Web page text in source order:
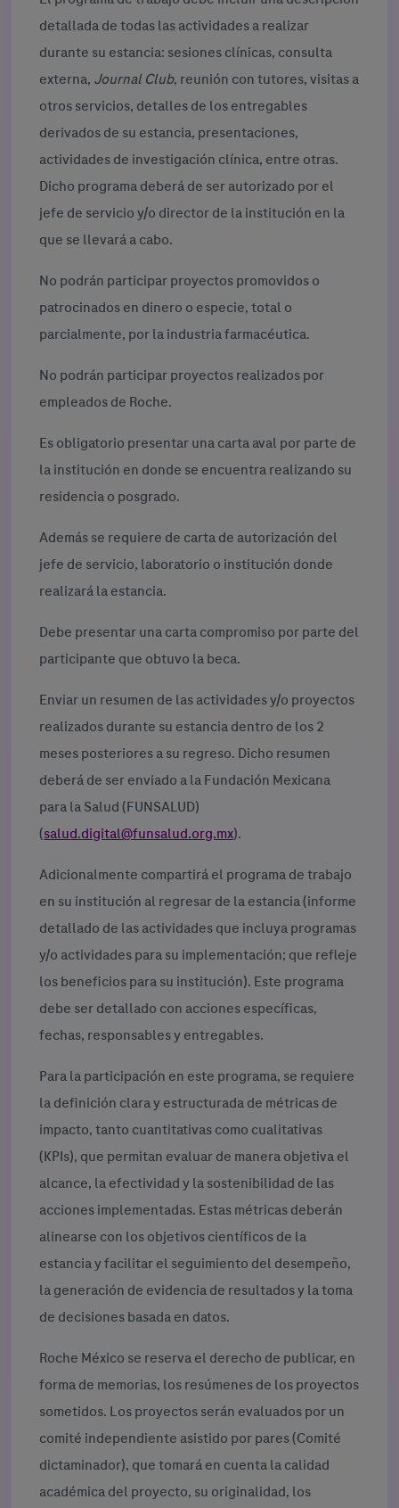
detallada de todas las actividades a realizar
durante su estancia: sesiones clínicas, consulta
externa, Journal Club, reunión con tutores, visitas a
otros servicios, detalles de los entregables
derivados de su estancia, presentaciones,
actividades de investigación clínica, entre otras.
Dicho programa deberá de ser autorizado por el
jefe de servicio y/o director de la institución en la
que se llevará a cabo.
No podrán participar proyectos promovidos o
patrocinados en dinero o especie, total o
parcialmente, por la industria farmacéutica.
No podrán participar proyectos realizados por
empleados de Roche.
Es obligatorio presentar una carta aval por parte de
la institución en donde se encuentra realizando su
residencia o posgrado.
Además se requiere de carta de autorización del
jefe de servicio, laboratorio o institución donde
realizará la estancia.
Debe presentar una carta compromiso por parte del
participante que obtuvo la beca.
Enviar un resumen de las actividades y/o proyectos
realizados durante su estancia dentro de los 2
meses posteriores a su regreso. Dicho resumen
deberá de ser enviado a la Fundación Mexicana
para la Salud (FUNSALUD)
(salud.digital@funsalud.org.mx).
Adicionalmente compartirá el programa de trabajo
en su institución al regresar de la estancia (informe
detallado de las actividades que incluya programas
y/o actividades para su implementación; que refleje
los beneficios para su institución). Este programa
debe ser detallado con acciones específicas,
fechas, responsables y entregables.
Para la participación en este programa, se requiere
la definición clara y estructurada de métricas de
impacto, tanto cuantitativas como cualitativas
(KPIs), que permitan evaluar de manera objetiva el
alcance, la efectividad y la sostenibilidad de las
acciones implementadas. Estas métricas deberán
alinearse con los objetivos científicos de la
estancia y facilitar el seguimiento del desempeño,
la generación de evidencia de resultados y la toma
de decisiones basada en datos.
Roche México se reserva el derecho de publicar, en
forma de memorias, los resúmenes de los proyectos
sometidos. Los proyectos serán evaluados por un
comité independiente asistido por pares (Comité
dictaminador), que tomará en cuenta la calidad
académica del proyecto, su originalidad, los